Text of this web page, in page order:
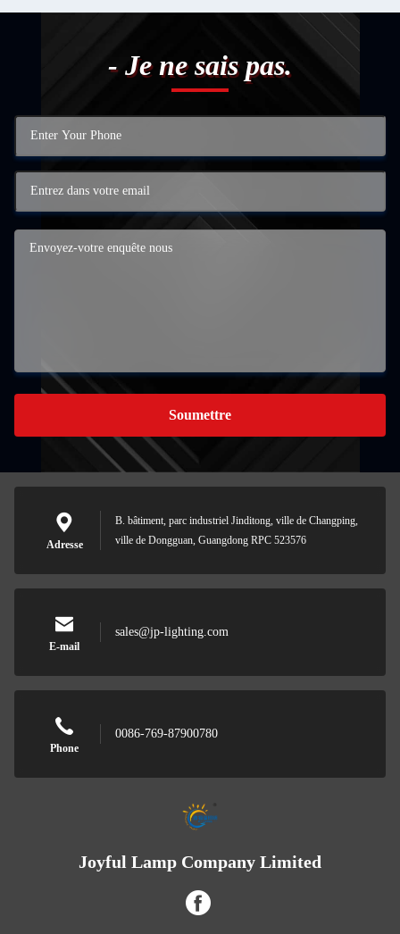
- Je ne sais pas.
Soumettre
Adresse
B. bâtiment, parc industriel Jinditong, ville de Changping,
ville de Dongguan, Guangdong RPC 523576
E-mail
sales@jp-lighting.com
Phone
0086-769-87900780
Joyful Lamp Company Limited